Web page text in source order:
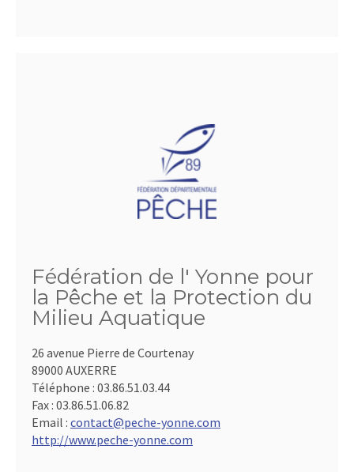
Fédération de l' Yonne pour
la Pêche et la Protection du
Milieu Aquatique
26 avenue Pierre de Courtenay
89000 AUXERRE
Téléphone : 03.86.51.03.44
Fax : 03.86.51.06.82
Email : contact@peche-yonne.com
http://www.peche-yonne.com